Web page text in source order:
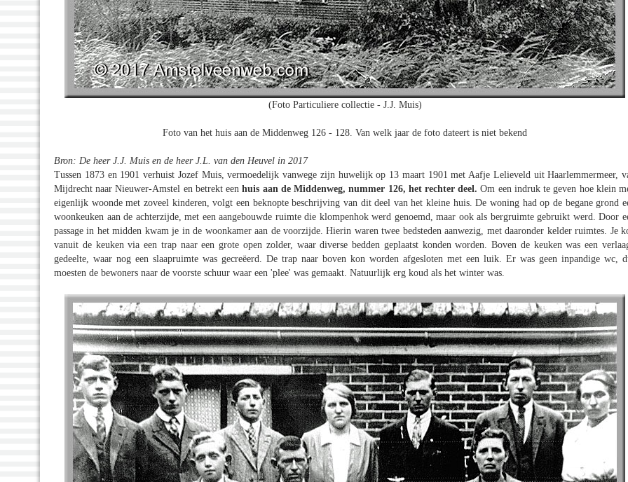
(Foto Particuliere collectie - J.J. Muis)
Foto van het huis aan de Middenweg 126 - 128. Van welk jaar de foto dateert is niet bekend
Bron: De heer J.J. Muis en de heer J.L. van den Heuvel in 2017
Tussen 1873 en 1901 verhuist Jozef Muis, vermoedelijk vanwege zijn huwelijk op 13 maart 1901 met Aafje Lelieveld uit Haarlemmermeer,
Mijdrecht naar Nieuwer-Amstel en betrekt eenhuis aan de Middenweg, nummer 126, het rechter deel. Om een indruk te geven hoe klein
eigenlijk woonde met zoveel kinderen, volgt een beknopte beschrijving van dit deel van het kleine huis. De woning had op de begane grond
woonkeuken aan de achterzijde, met een aangebouwde ruimte die klompenhok werd genoemd, maar ook als bergruimte gebruikt werd. Door
passage in het midden kwam je in de woonkamer aan de voorzijde. Hierin waren twee bedsteden aanwezig, met daaronder kelder ruimtes. Je
vanuit de keuken via een trap naar een grote open zolder, waar diverse bedden geplaatst konden worden. Boven de keuken was een
gedeelte, waar nog een slaapruimte was gecreëerd. De trap naar boven kon worden afgesloten met een luik. Er was geen inpandige wc,
moesten de bewoners naar de voorste schuur waar een 'plee' was gemaakt. Natuurlijk erg koud als het winter was.